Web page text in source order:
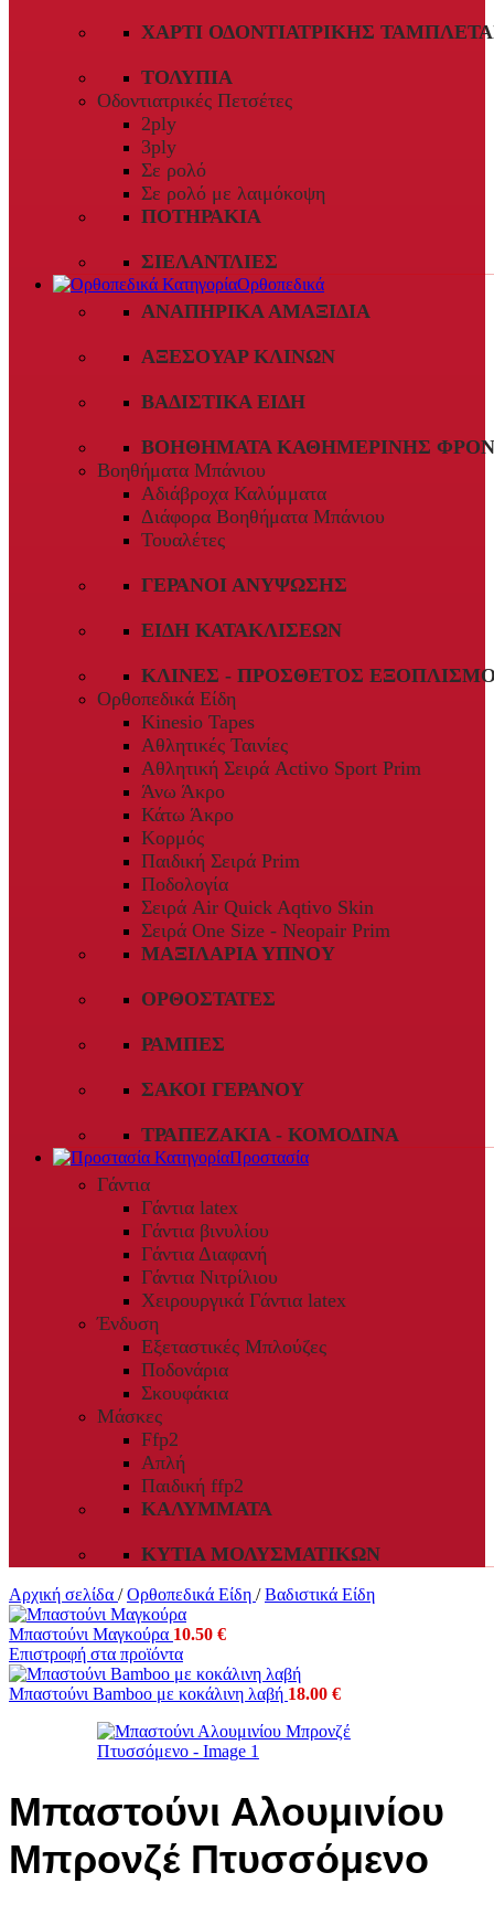
ΧΑΡΤΊ ΟΔΟΝΤΙΑΤΡΙΚΉΣ
ΤΟΛΎΠΙΑ
Οδοντιατρικές Πετσέτες
2ply
3ply
Σε ρολό
Σε ρολό με λαιμόκοψη
ΠΟΤΗΡΆΚΙΑ
ΣΙΕΛΑΝΤΛΊΕΣ
Ορθοπεδικά
ΑΝΑΠΗΡΙΚΆ ΑΜΑΞΊΔΙΑ
ΑΞΕΣΟΥΆΡ ΚΛΙΝΏΝ
ΒΑΔΙΣΤΙΚΆ ΕΊΔΗ
ΒΟΗΘΉΜΑΤΑ ΚΑΘΗΜΕΡΙΝΉΣ
Βοηθήματα Μπάνιου
Αδιάβροχα Καλύμματα
Διάφορα Βοηθήματα Μπάνιου
Τουαλέτες
ΓΕΡΑΝΟΊ ΑΝΎΨΩΣΗΣ
ΕΊΔΗ ΚΑΤΑΚΛΊΣΕΩΝ
ΚΛΊΝΕΣ - ΠΡΌΣΘΕΤΟΣ
Ορθοπεδικά Είδη
Kinesio Tapes
Αθλητικές Ταινίες
Αθλητική Σειρά Activo Sport Prim
Άνω Άκρο
Κάτω Άκρο
Κορμός
Παιδική Σειρά Prim
Ποδολογία
Σειρά Air Quick Aqtivo Skin
Σειρά One Size - Neopair Prim
ΜΑΞΙΛΆΡΙΑ ΎΠΝΟΥ
ΟΡΘΟΣΤΆΤΕΣ
ΡΆΜΠΕΣ
ΣΆΚΟΙ ΓΕΡΑΝΟΎ
ΤΡΑΠΕΖΆΚΙΑ - ΚΟΜΟΔΊΝΑ
Προστασία
Γάντια
Γάντια latex
Γάντια βινυλίου
Γάντια Διαφανή
Γάντια Νιτρίλιου
Χειρουργικά Γάντια latex
Ένδυση
Εξεταστικές Μπλούζες
Ποδονάρια
Σκουφάκια
Μάσκες
Ffp2
Απλή
Παιδική ffp2
ΚΑΛΎΜΜΑΤΑ
ΚΥΤΊΑ ΜΟΛΥΣΜΑΤΙΚΏΝ
Αρχική σελίδα / Ορθοπεδικά Είδη / Βαδιστικά Είδη
Μπαστούνι Μαγκούρα 10.50 €
Επιστροφή στα προϊόντα
Μπαστούνι Bamboo με κοκάλινη λαβή 18.00 €
Μπαστούνι Αλουμινίου
Μπρονζέ Πτυσσόμενο